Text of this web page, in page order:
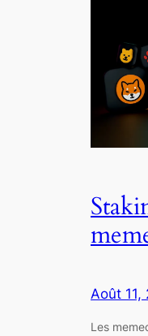
Août 11,
Les